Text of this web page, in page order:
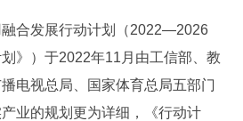
融合发展行动计划（2022—2026
》）于2022年11月由工信部、教
电视总局、国家体育总局五部门
业的规划更为详细，《行动计